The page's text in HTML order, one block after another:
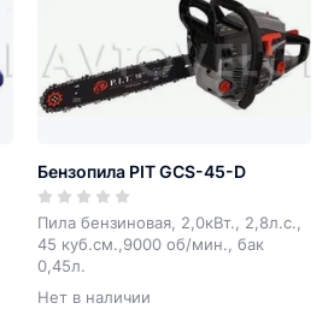
Бензопила PIT GCS-45-D
Пила бензиновая, 2,0кВт., 2,8л.с.,
45 куб.см.,9000 об/мин., бак
0,45л.
Нет в наличии